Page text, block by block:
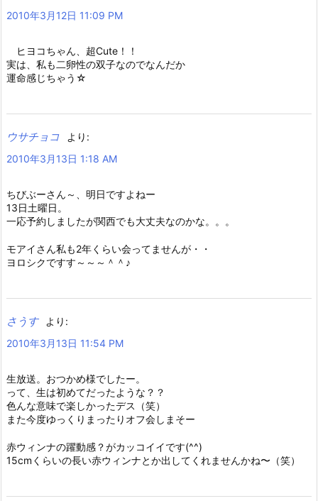
2010年3月12日 11:09 PM
ヒヨコちゃん、超Cute！！
実は、私も二卵性の双子なのでなんだか
運命感じちゃう☆
ウサチョコ
より:
2010年3月13日 1:18 AM
ちびぶーさん～、明日ですよねー
13日土曜日。
一応予約しましたが関西でも大丈夫なのかな。。。
モアイさん私も2年くらい会ってませんが・・
ヨロシクですす～～～＾＾♪
さうす
より:
2010年3月13日 11:54 PM
生放送。おつかめ様でしたー。
って、生は初めてだったような？？
色んな意味で楽しかったデス（笑）
また今度ゆっくりまったりオフ会しまそー
赤ウィンナの躍動感？がカッコイイです(^^)
15cmくらいの長い赤ウィンナとか出してくれませんかね〜（笑）